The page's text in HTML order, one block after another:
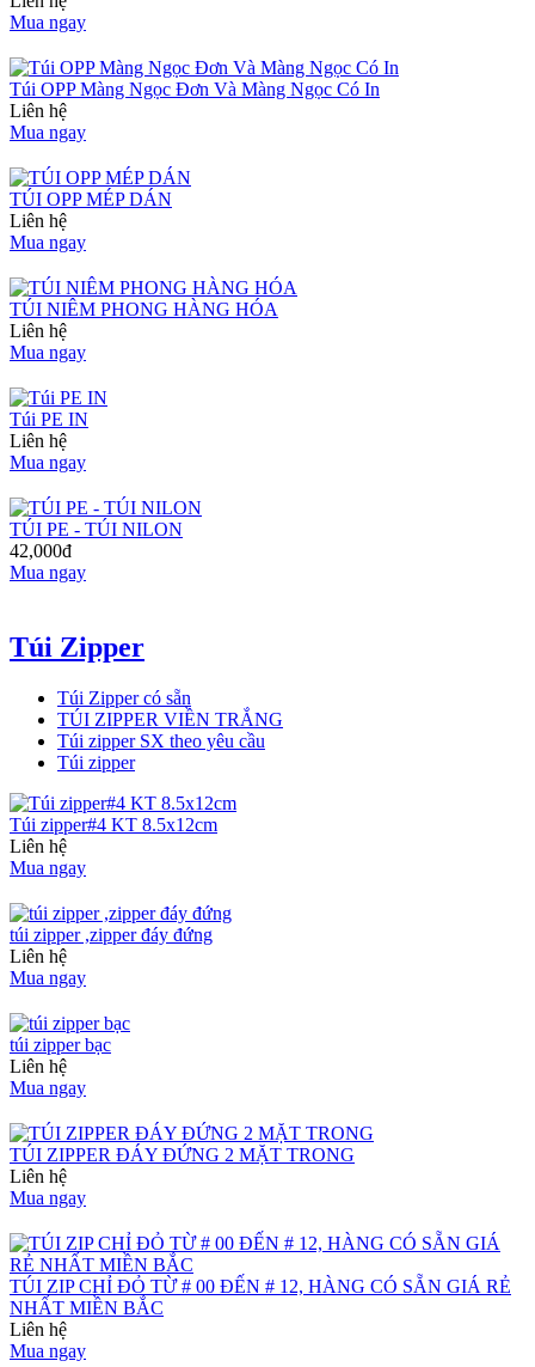
Mua ngay
Túi OPP Màng Ngọc Đơn Và Màng Ngọc Có In
Liên hệ
Mua ngay
TÚI OPP MÉP DÁN
Liên hệ
Mua ngay
TÚI NIÊM PHONG HÀNG HÓA
Liên hệ
Mua ngay
Túi PE IN
Liên hệ
Mua ngay
TÚI PE - TÚI NILON
42,000đ
Mua ngay
Túi Zipper
Túi Zipper có sẵn
TÚI ZIPPER VIỀN TRẮNG
Túi zipper SX theo yêu cầu
Túi zipper
Túi zipper#4 KT 8.5x12cm
Liên hệ
Mua ngay
túi zipper ,zipper đáy đứng
Liên hệ
Mua ngay
túi zipper bạc
Liên hệ
Mua ngay
TÚI ZIPPER ĐÁY ĐỨNG 2 MẶT TRONG
Liên hệ
Mua ngay
TÚI ZIP CHỈ ĐỎ TỪ # 00 ĐẾN # 12, HÀNG CÓ SẴN GIÁ RẺ
NHẤT MIỀN BẮC
Liên hệ
Mua ngay